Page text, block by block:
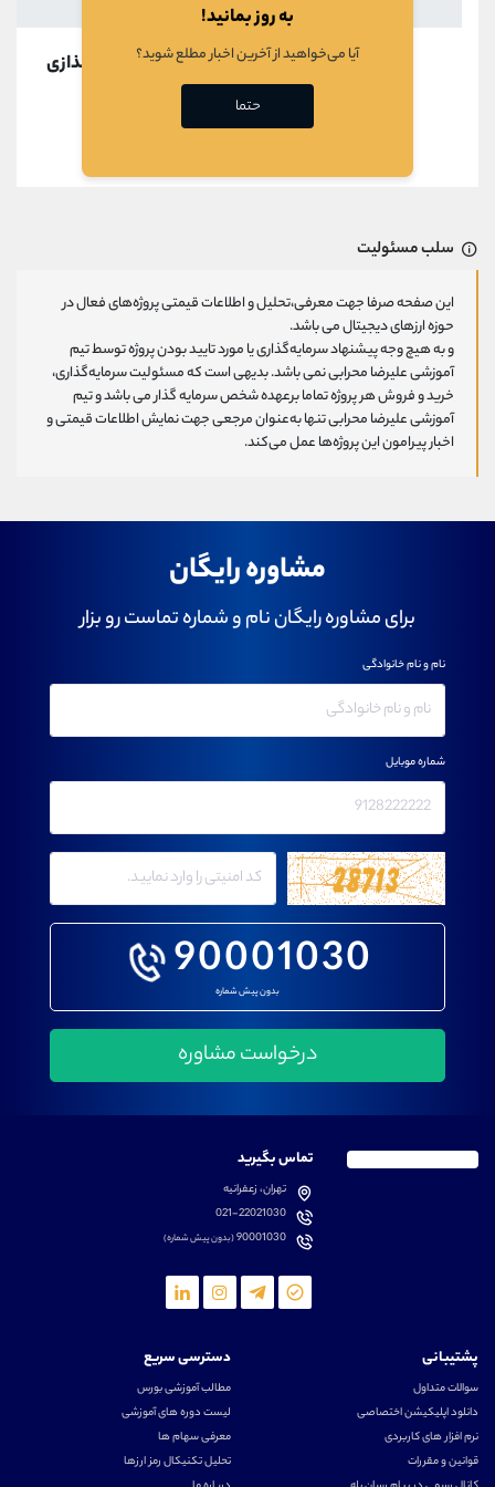
در حال بارگذازی
سلب مسئولیت
این صفحه صرفا جهت معرفی،تحلیل و اطلاعات قیمتی پروژه‌های فعال در
حوزه ارزهای دیجیتال می باشد.
و به هیچ وجه پیشنهاد سرمایه‌گذاری یا مورد تایید بودن پروژه توسط تیم
آموزشی علیرضا محرابی نمی باشد. بدیهی است که مسئولیت سرمایه‌گذاری،
خرید و فروش هر پروژه تماما برعهده شخص سرمایه گذار می باشد و تیم
آموزشی علیرضا محرابی تنها به‌عنوان مرجعی جهت نمایش اطلاعات قیمتی و
اخبار پیرامون این پروژه‌‌ها عمل می‌کند.
مشاوره رایگان
برای مشاوره رایگان نام و شماره تماست رو بزار
90001030
بدون پیش شماره
نام و نام خانوادگی
شماره موبایل
تماس بگیرید
تهران، زعفرانیه
021-22021030
90001030(بدون پیش شماره)
پشتیبانی
سوالات متداول
دانلود اپلیکیشن اختصاصی
نرم افزار های کاربردی
قوانین و مقررات
دسترسی سریع
مطالب آموزشی بورس
لیست دوره های آموزشی
معرفی سهام ها
تحلیل تکنیکال رمز ارزها
به روز بمانید!
آیا می‌خواهید از آخرین اخبار مطلع شوید؟
حتما